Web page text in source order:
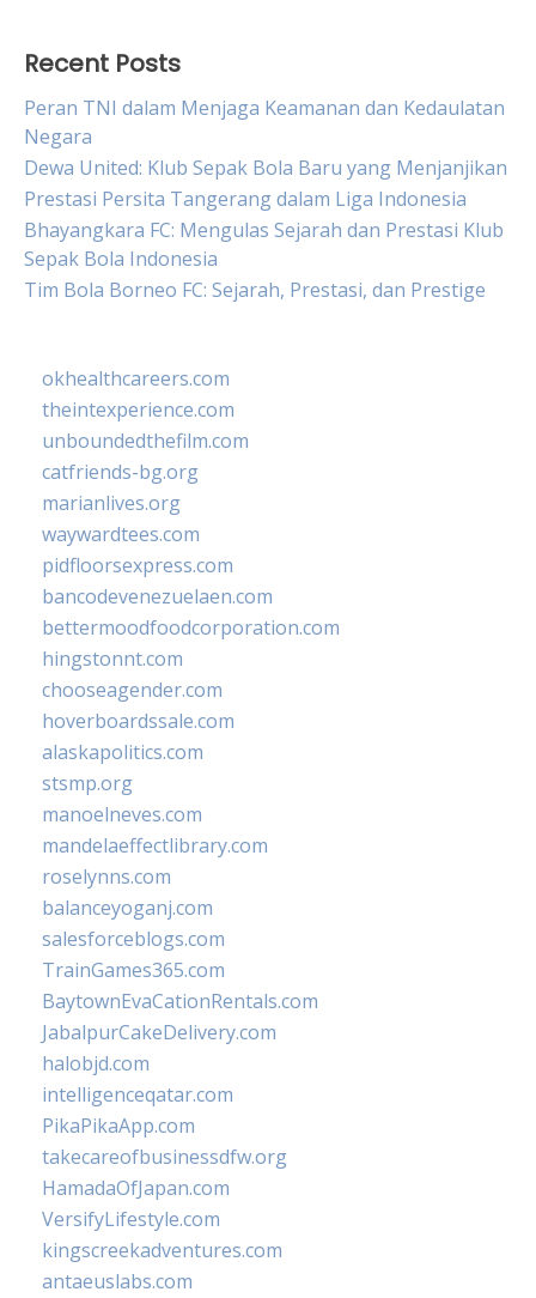
Recent Posts
Peran TNI dalam Menjaga Keamanan dan Kedaulatan
Negara
Dewa United: Klub Sepak Bola Baru yang Menjanjikan
Prestasi Persita Tangerang dalam Liga Indonesia
Bhayangkara FC: Mengulas Sejarah dan Prestasi Klub
Sepak Bola Indonesia
Tim Bola Borneo FC: Sejarah, Prestasi, dan Prestige
okhealthcareers.com
theintexperience.com
unboundedthefilm.com
catfriends-bg.org
marianlives.org
waywardtees.com
pidfloorsexpress.com
bancodevenezuelaen.com
bettermoodfoodcorporation.com
hingstonnt.com
chooseagender.com
hoverboardssale.com
alaskapolitics.com
stsmp.org
manoelneves.com
mandelaeffectlibrary.com
roselynns.com
balanceyoganj.com
salesforceblogs.com
TrainGames365.com
BaytownEvaCationRentals.com
JabalpurCakeDelivery.com
halobjd.com
intelligenceqatar.com
PikaPikaApp.com
takecareofbusinessdfw.org
HamadaOfJapan.com
VersifyLifestyle.com
kingscreekadventures.com
antaeuslabs.com